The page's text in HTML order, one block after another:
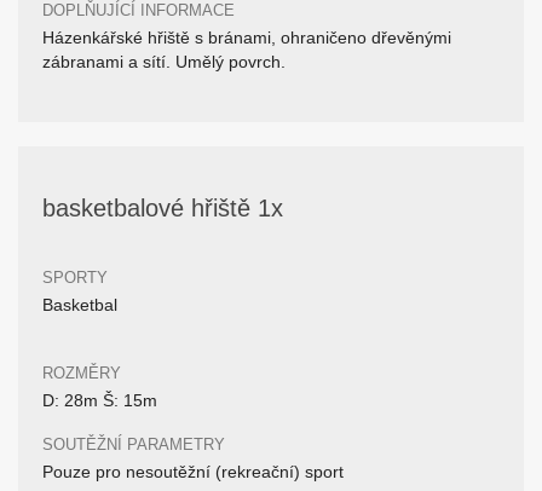
DOPLŇUJÍCÍ INFORMACE
Házenkářské hřiště s bránami, ohraničeno dřevěnými
zábranami a sítí. Umělý povrch.
basketbalové hřiště 1x
SPORTY
Basketbal
ROZMĚRY
D: 28m Š: 15m
SOUTĚŽNÍ PARAMETRY
Pouze pro nesoutěžní (rekreační) sport